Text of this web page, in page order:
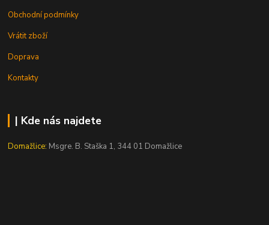
Obchodní podmínky
Vrátit zboží
Doprava
Kontakty
| Kde nás najdete
Domažlice: Msgre. B. Staška 1, 344 01 Domažlice